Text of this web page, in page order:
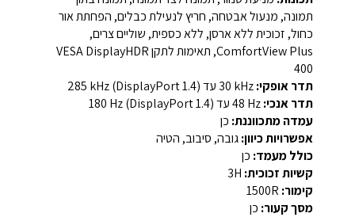
תמונה, מנעול אבטחה, חריץ לנעילת כבלים, הפחתת אור
כחול, זכוכית ללא ארסן, ללא כספית, שוליים צרים,
ComfortView Plus, תאימות לתקן VESA DisplayHDR
400
תדר אופקי:
תדר אנכי:
עמדה מתכווננת: כן
אפשרויות כיוון:גובה, סיבוב, הטיה
כולל מעמד: כן
קשיות זכוכית:
קימור:
מסך קעור: כן